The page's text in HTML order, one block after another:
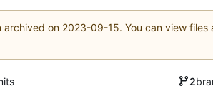
archived on 2023-09-15. You can view
2